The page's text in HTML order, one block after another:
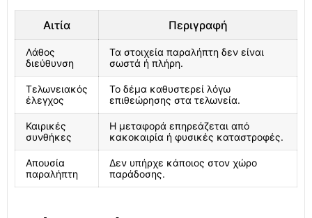
Αιτία Περιγραφή
Λάθος
διεύθυνση
Τα στοιχεία παραλήπτη δεν είναι
σωστά ή πλήρη.
Τελωνειακός
έλεγχος
Το δέμα καθυστερεί λόγω
επιθεώρησης στα τελωνεία.
Καιρικές
συνθήκες
Η μεταφορά επηρεάζεται από
κακοκαιρία ή φυσικές καταστροφές.
Απουσία
παραλήπτη
Δεν υπήρχε κάποιος στον χώρο
παράδοσης.